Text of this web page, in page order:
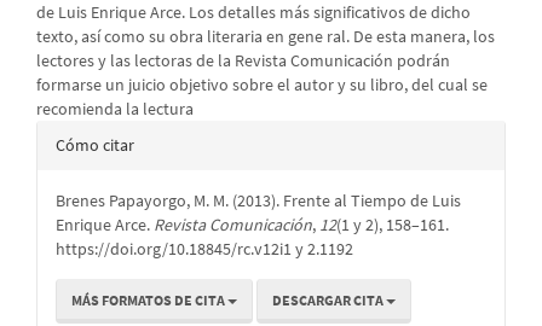
de Luis Enrique Arce. Los detalles más significativos de dicho
texto, así como su obra literaria en gene ral. De esta manera, los
lectores y las lectoras de la Revista Comunicación podrán
formarse un juicio objetivo sobre el autor y su libro, del cual se
recomienda la lectura
Detalles
artículo
Cómo citar
Brenes Papayorgo, M. M. (2013). Frente al Tiempo de Luis
Enrique Arce. Revista Comunicación, 12(1 y 2), 158–161.
https://doi.org/10.18845/rc.v12i1 y 2.1192
MÁS FORMATOS DE CITA DESCARGAR CITA